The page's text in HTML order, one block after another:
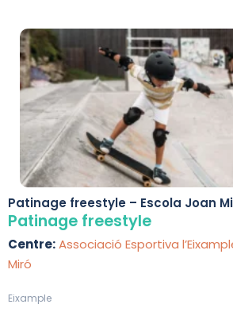
Patinage freestyle – Escola Joan
Patinage freestyle
Centre:Associació Esportiva
Miró
Eixample